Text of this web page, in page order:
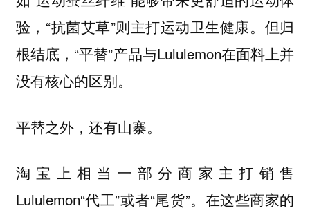
验，“抗菌艾草”则主打运动卫生健康。但归
根结底，“平替”产品与Lululemon在面料上并
没有核心的区别。
平替之外，还有山寨。
淘宝上相当一部分商家主打销售
Lululemon“代工”或者“尾货”。在这些商家的